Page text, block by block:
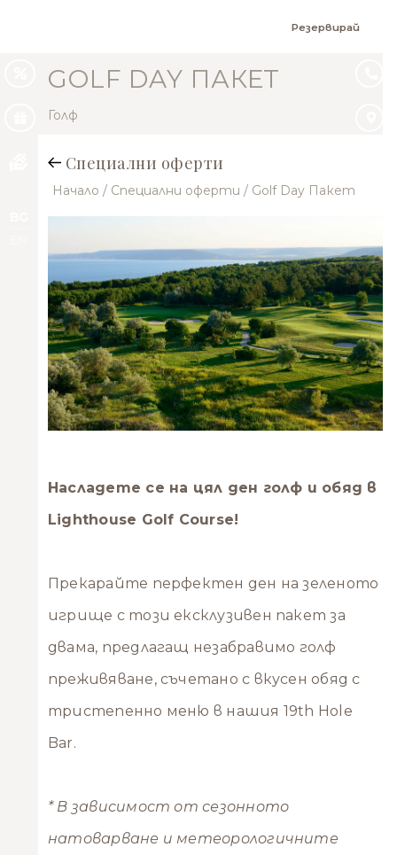
Резервирай
Специални оферти
Начало / Специални оферти / Golf Day Пакет
GOLF DAY ПАКЕТ
Голф
Насладете се на цял ден голф и обяд в
Lighthouse Golf Course!
Прекарайте перфектен ден на зеленото
игрище с този ексклузивен пакет за
двама, предлагащ незабравимо голф
преживяване, съчетано с вкусен обяд с
тристепенно меню в нашия 19th Hole
Bar.
* В зависимост от сезонното
натоварване и метеорологичните